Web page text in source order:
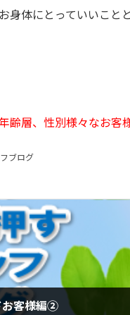
身体にとっていいこと
齢層、性別様々なお客
ブログ
お客様編②